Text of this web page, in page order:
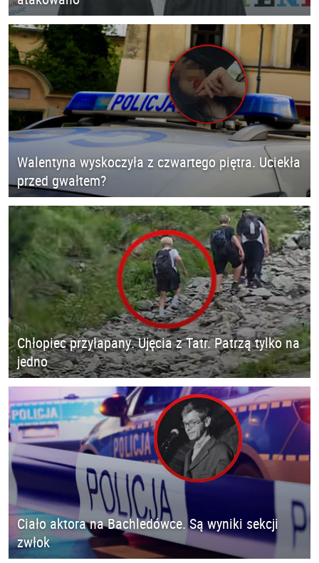
Walentyna wyskoczyła z czwartego piętra. Uciekła
przed gwałtem?
Chłopiec przyłapany. Ujęcia z Tatr. Patrzą tylko na
jedno
Ciało aktora na Bachledówce. Są wyniki sekcji
zwłok